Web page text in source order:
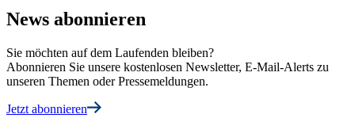
News abonnieren
Sie möchten auf dem Laufenden bleiben?
Abonnieren Sie unsere kostenlosen Newsletter, E-Mail-Alerts zu
unseren Themen oder Pressemeldungen.
Jetzt abonnieren